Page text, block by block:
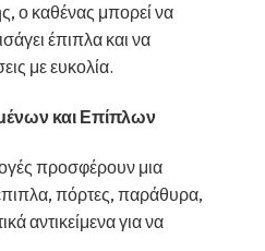
ο καθένας μπορεί να
έπιπλα και να
με ευκολία.
και Επίπλων
προσφέρουν μια
πόρτες, παράθυρα,
αντικείμενα για να